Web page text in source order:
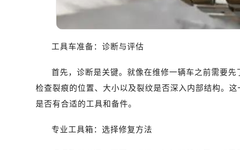
工具车准备：诊断与评估
首先，诊断是关键。就像在维修一辆车之前需要
检查裂痕的位置、大小以及裂纹是否深入内部结构。
是否有合适的工具和备件。
专业工具箱：选择修复方法